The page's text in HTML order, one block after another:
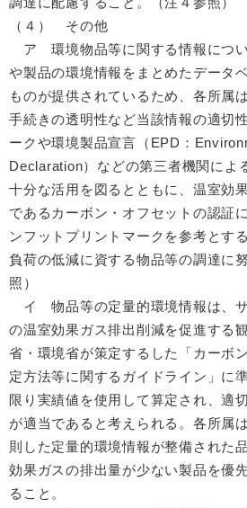
（４） その他
ア 環境物品等に関する情報につ
や製品の環境情報をまとめたデータ
ものが提供されているため、各所属
手続きの透明性など当該情報の適切
ークや環境製品宣言（EPD：
Declaration）などの第三者機関によ
十分な活用を図るとともに、温室効
であるカーボン・オフセットの認証
ンフットプリントマークを参考とす
負荷の低減に資する物品等の調達に
照）
イ 物品等の定量的環境情報は、
の温室効果ガス排出削減を促進する
省・環境省が策定するした「カー
定方法等に関するガイドライン」に
限り実績値を使用して算定され、適
が適当であると考えられる。各所属
則した定量的環境情報が整備された
効果ガスの排出量が少ない製品を優
ること。